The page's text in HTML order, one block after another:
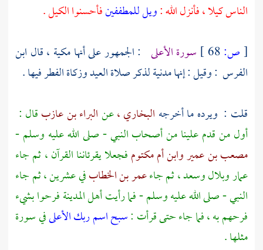
الناس كيلا ، فأنزل الله :ويل للمطففينفأحسنوا الكيل .
[ص: سورة الأعلى : الجمهور على أنها مكية ، قال ابن
الفرس ‏ : ‏وقيل : إنها مدنية لذكر صلاة العيد وزكاة الفطر فيها‏ .
قلت‏ : ‏ ويرده ما أخرجه البخاري ،عنالبراء بن عازبقال‏ : ‏
أول من قدم علينا من أصحاب النبي - صلى الله عليه وسلم -
مصعب بن عميروابن أم مكتومفجعلا يقرئاننا القرآن ، ثم جاء
عماروبلالوسعد ،ثم جاءعمر بن الخطابفي عشرين ، ثم جاء
النبي - صلى الله عليه وسلم - فما رأيت أهلالمدينةفرحوا بشيء
فرحهم به ، فما جاء حتى قرأت :سبح اسم ربك الأعلىفي سورة
مثلها‏ .